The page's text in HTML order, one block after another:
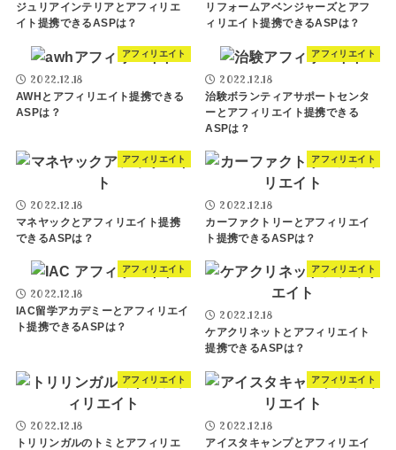
ジュリアインテリアとアフィリエ
イト提携できるASPは？
リフォームアベンジャーズとアフ
ィリエイト提携できるASPは？
アフィリエイト
2022.12.18
AWHとアフィリエイト提携できる
ASPは？
アフィリエイト
2022.12.18
治験ボランティアサポートセンタ
ーとアフィリエイト提携できる
ASPは？
アフィリエイト
2022.12.18
マネヤックとアフィリエイト提携
できるASPは？
アフィリエイト
2022.12.18
カーファクトリーとアフィリエイ
ト提携できるASPは？
アフィリエイト
2022.12.18
IAC留学アカデミーとアフィリエイ
ト提携できるASPは？
アフィリエイト
2022.12.18
ケアクリネットとアフィリエイト
提携できるASPは？
アフィリエイト
2022.12.18
トリリンガルのトミとアフィリエ
アフィリエイト
2022.12.18
アイスタキャンプとアフィリエイ